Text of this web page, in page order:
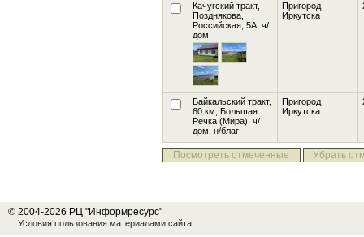
Качугский тракт,
Позднякова,
Российская, 5А , ч/
дом
Пригород
Иркутска
Байкальский тракт,
60 км, Большая
Речка (Мира), ч/
дом, н/благ
Пригород
Иркутска
Посмотреть отмеченные Убрать
© 2004-2026 РЦ "Информресурс"
Условия пользования материалами сайта